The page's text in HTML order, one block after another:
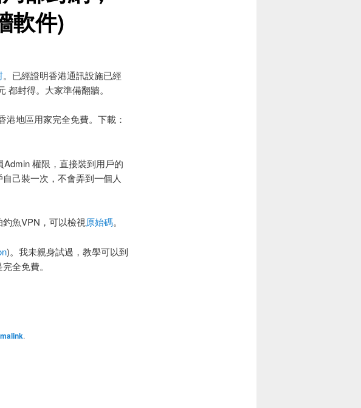
軟件)
。已經證明香港通訊設施已經
都封得。大家準備翻牆。
港地區用家完全免費。下載：
權限，直接裝到用戶的
己裝一次，不會弄到一個人
魚VPN，可以檢視原始碼。
)。我未親身試過，教學可以到
全免費。
.